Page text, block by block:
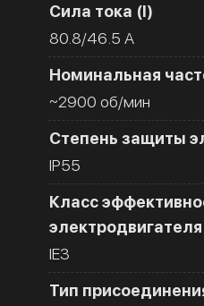
Сила тока (I)
80.8/46.5 A
Номинальная
~2900 об/мин
Степень защиты
IP55
Класс
электродвигателя
IE3
Тип